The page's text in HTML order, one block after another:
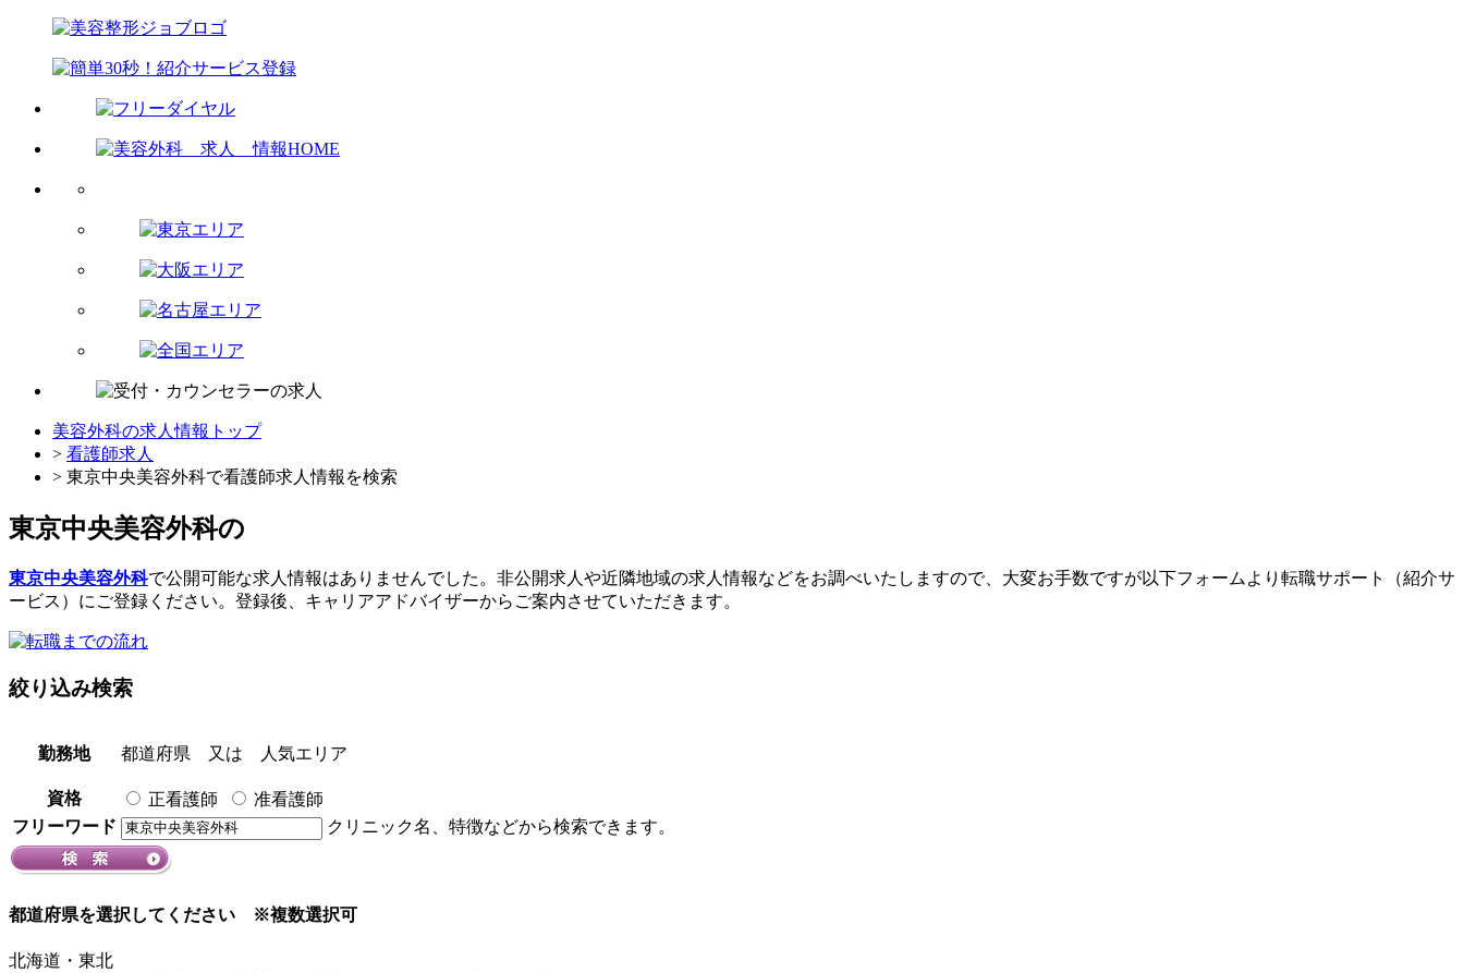
美容外科の求人情報トップ
> 看護師求人
> 東京中央美容外科で看護師求人情報を検索
東京中央美容外科の
東京中央美容外科で公開可能な求人情報はありませんでした。非公開求人や近隣地域の求人情報などをお調べいたしますので、大変お手数ですが以下フォームより転職サポート（紹介サ
ービス）にご登録ください。登録後、キャリアアドバイザーからご案内させていただきます。
絞り込み検索
勤務地 都道府県 又は 人気エリア
資格 正看護師
准看護師
フリーワード
クリニック名、特徴などから検索できます。
都道府県を選択してください ※複数選択可
北海道・東北